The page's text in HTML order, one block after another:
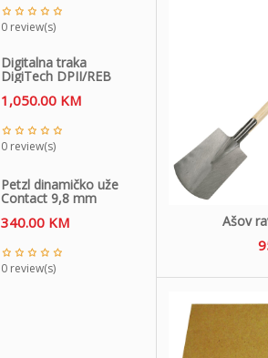
0 review(s)
Digitalna traka
DigiTech DPII/REB
1,050.00 KM
0 review(s)
Petzl dinamičko uže
Contact 9,8 mm
340.00 KM
0 review(s)
Ašov